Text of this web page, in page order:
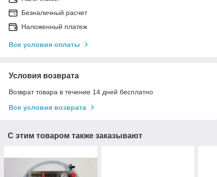
Безналичный раcчет
Наложенный платеж
Все условия оплаты
Условия возврата
Возврат товара в течение 14 дней бесплатно
Все условия возврата
С этим товаром также заказывают